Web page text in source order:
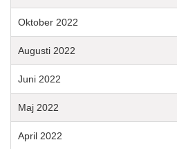
Oktober 2022
Augusti 2022
Juni 2022
Maj 2022
April 2022